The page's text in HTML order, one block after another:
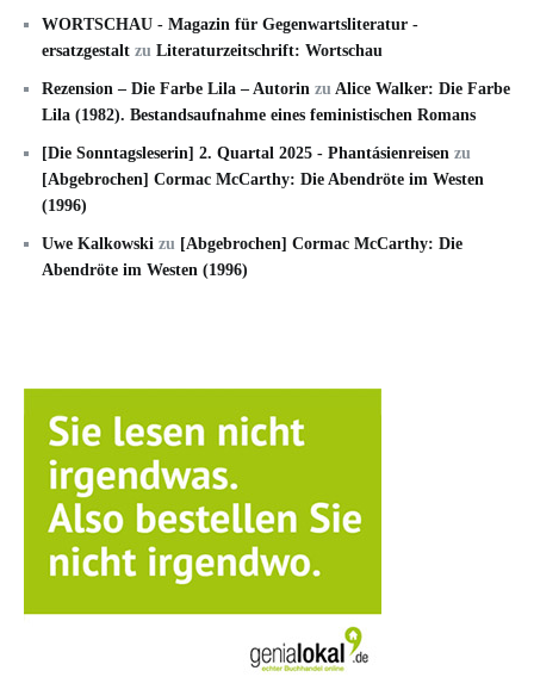
WORTSCHAU - Magazin für Gegenwartsliteratur -
ersatzgestalt zu Literaturzeitschrift: Wortschau
Rezension – Die Farbe Lila – Autorin zu Alice Walker: Die Farbe
Lila (1982). Bestandsaufnahme eines feministischen Romans
[Die Sonntagsleserin] 2. Quartal 2025 - Phantásienreisen zu
[Abgebrochen] Cormac McCarthy: Die Abendröte im Westen
(1996)
Uwe Kalkowski zu [Abgebrochen] Cormac McCarthy: Die
Abendröte im Westen (1996)